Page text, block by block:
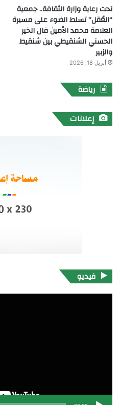
تحت رعاية وزارة الثقافة.. جمعية
“العُقل” تسلط الضوء على مسيرة
العلامة محمد الأمين فال الخير
الحسني الشنقيطي بين شنقيط
والزبير
أبريل 18, 2026
رياضة
إعلانات
فيديو